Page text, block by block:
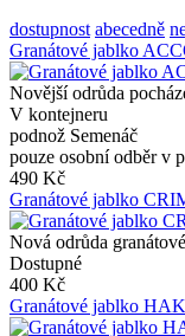
dostupnost abecedně
Granátové jablko
Novější odrůda
V kontejneru
podnož Semenáč
pouze osobní odběr v
490 Kč
Granátové jablko
Nová odrůda
Dostupné
400 Kč
Granátové jablko